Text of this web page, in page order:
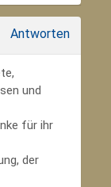
Antworten
und
für ihr
der